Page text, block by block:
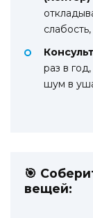
раз в
шум в
🎯
вещей: